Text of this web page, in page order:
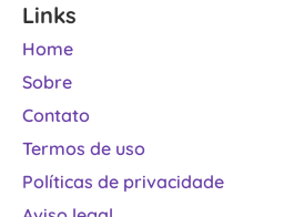
Links
Home
Sobre
Contato
Termos de uso
Políticas de privacidade